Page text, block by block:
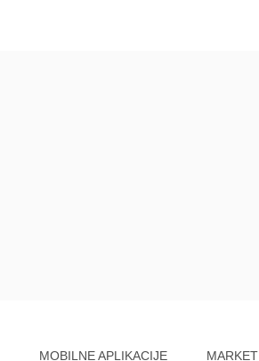
MOBILNE APLIKACIJE